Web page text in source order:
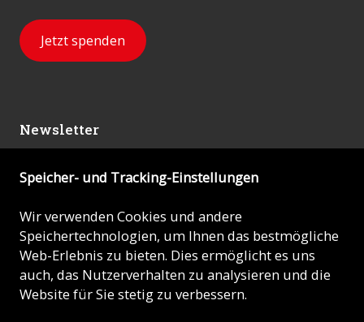
Jetzt spenden
Newsletter
Abonnieren
© 2026 - KIRCHE IN NOT (ACN)
Impressum
Speicher- und Tracking-Einstellungen
Wir verwenden Cookies und andere
Speichertechnologien, um Ihnen das bestmögliche
Web-Erlebnis zu bieten. Dies ermöglicht es uns
auch, das Nutzerverhalten zu analysieren und die
Website für Sie stetig zu verbessern.